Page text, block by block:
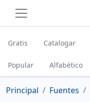
Gratis Catalogar
Popular Alfabético
Principal Fuentes